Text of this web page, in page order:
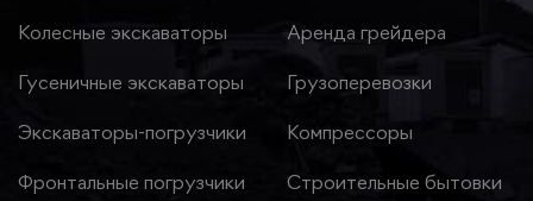
Колесные экскаваторы
Гусеничные экскаваторы
Экскаваторы-погрузчики
Фронтальные погрузчики
Аренда грейдера
Грузоперевозки
Компрессоры
Строительные бытовки